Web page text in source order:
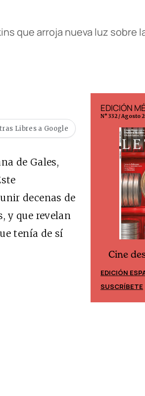
que arroja nueva luz sobre
Libres a Google
de Gales,
decenas de
y que revelan
tenía de sí
EDICIÓN
N° 332 / Agosto
Cine
EDICIÓN
SUSCRÍBETE